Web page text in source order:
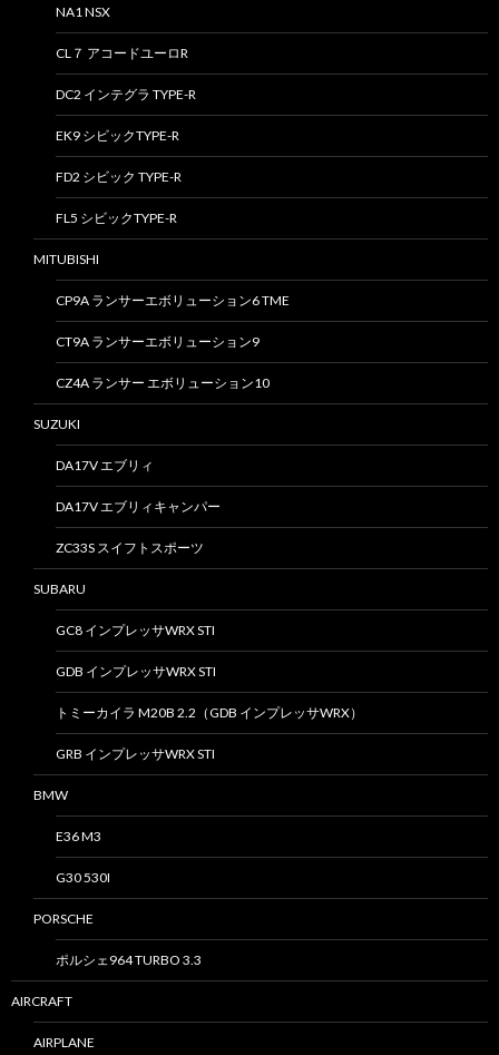
NA1 NSX
CL７ アコードユーロR
DC2 インテグラ TYPE-R
EK9 シビックTYPE-R
FD2 シビック TYPE-R
FL5 シビックTYPE-R
MITUBISHI
CP9A ランサーエボリューション6 TME
CT9A ランサーエボリューション9
CZ4A ランサー エボリューション10
SUZUKI
DA17V エブリィ
DA17V エブリィキャンパー
ZC33S スイフトスポーツ
SUBARU
GC8 インプレッサWRX STI
GDB インプレッサWRX STI
トミーカイラ M20B 2.2（GDB インプレッサWRX）
GRB インプレッサWRX STI
BMW
E36 M3
G30 530I
PORSCHE
ポルシェ964 TURBO 3.3
AIRCRAFT
AIRPLANE